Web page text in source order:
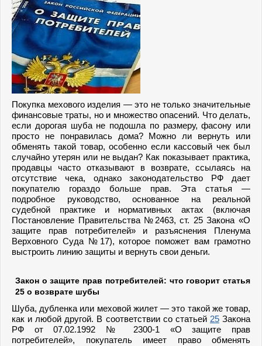
Покупка мехового изделия — это не только значительные
финансовые траты, но и множество опасений. Что делать,
если дорогая шуба не подошла по размеру, фасону или
просто не понравилась дома? Можно ли вернуть или
обменять такой товар, особенно если кассовый чек был
случайно утерян или не выдан? Как показывает практика,
продавцы часто отказывают в возврате, ссылаясь на
отсутствие чека, однако законодательство РФ дает
покупателю гораздо больше прав. Эта статья —
подробное руководство, основанное на реальной
судебной практике и нормативных актах (включая
Постановление Правительства №2463, ст. 25 Закона «О
защите прав потребителей» и разъяснения Пленума
Верховного Суда №17), которое поможет вам грамотно
выстроить линию защиты и вернуть свои деньги.
Закон о защите прав потребителей: что говорит статья
25 о возврате шубы
Шуба, дубленка или меховой жилет — это такой же товар,
как и любой другой. В соответствии со статьей 25Закона
РФ от 07.02.1992 № 2300-1 «О защите прав
потребителей», покупатель имеет право обменять